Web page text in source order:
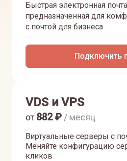
Быстрая электронная
предназначенная для
с почтой для бизнеса
Подключить
VDS и VPS
Виртуальные серверы с
Меняйте конфигурацию
кликов
от 882₽ / месяц